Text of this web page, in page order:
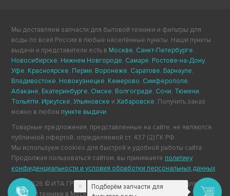
Мы доставляем запчасти для бытовой техники и фильтры для
воды по всей России в любые населённые пункты. Наши пункты
выдачи и представители есть в Москве, Санкт-Петербурге,
Новосибирске, Нижнем Новгороде, Самаре, Ростове-на-Дону,
Уфе, Красноярске, Перми, Воронеже, Саратове, Барнауле,
Владивостоке, Новокузнецке, Кемерово, Симферополе,
Абакане, Екатеринбурге, Омске, Волгограде, Сочи, Тюмени,
Тольятти, Иркутске,Ульяновске иХабаровске. Получить заказ
можно в любом пункте выдачи.
Товарные предложения, представленные на сайте, не являются
публичной офертой, определяемой ст. 437 (2) ГК РФ.
Мы используем cookies для быстрой и удобной работы сайта.
Продолжая пользоваться сайтом, вы принимаете политику
конфиденциальности и условия обработки персональных данных.
2011-2026 © ИТА ГРУПП — интернет-магазин запчастей для
бытовой техники в Москве.
Подберём запчасти для